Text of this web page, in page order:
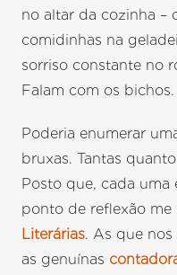
no altar da cozinha –
comidinhas na
sorriso constante no
Falam com os bichos.
Poderia enumerar
bruxas. Tantas
Posto que, cada uma
ponto de reflexão me
Literárias. As que nos
as genuínas